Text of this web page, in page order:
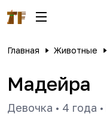
Главная Животные
Мадейра
Девочка • 4 года •